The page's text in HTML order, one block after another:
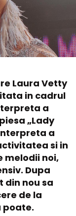
Laura Vetty
in cadrul
a
„Lady
a
si in
melodii noi,
Dupa
din nou sa
de la
poate.